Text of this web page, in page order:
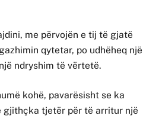
me përvojën e tij të gjatë
qytetar, po udhëheq një
ndryshim të vërtetë.
kohë, pavarësisht se ka
gjithçka tjetër për të arritur një